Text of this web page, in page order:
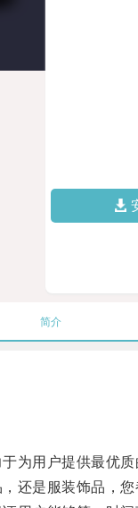
简介
用户提供最优质
是服装饰品，您